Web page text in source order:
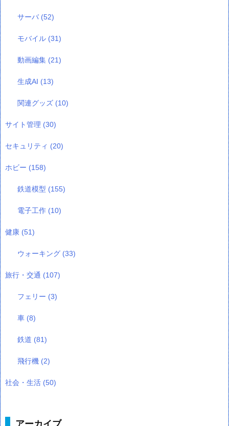
サーバ (52)
モバイル (31)
動画編集 (21)
生成AI (13)
関連グッズ (10)
サイト管理 (30)
セキュリティ (20)
ホビー (158)
鉄道模型 (155)
電子工作 (10)
健康 (51)
ウォーキング (33)
旅行・交通 (107)
フェリー (3)
車 (8)
鉄道 (81)
飛行機 (2)
社会・生活 (50)
アーカイブ